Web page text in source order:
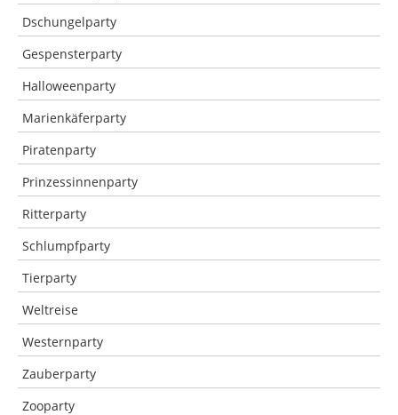
Dschungelparty
Gespensterparty
Halloweenparty
Marienkäferparty
Piratenparty
Prinzessinnenparty
Ritterparty
Schlumpfparty
Tierparty
Weltreise
Westernparty
Zauberparty
Zooparty